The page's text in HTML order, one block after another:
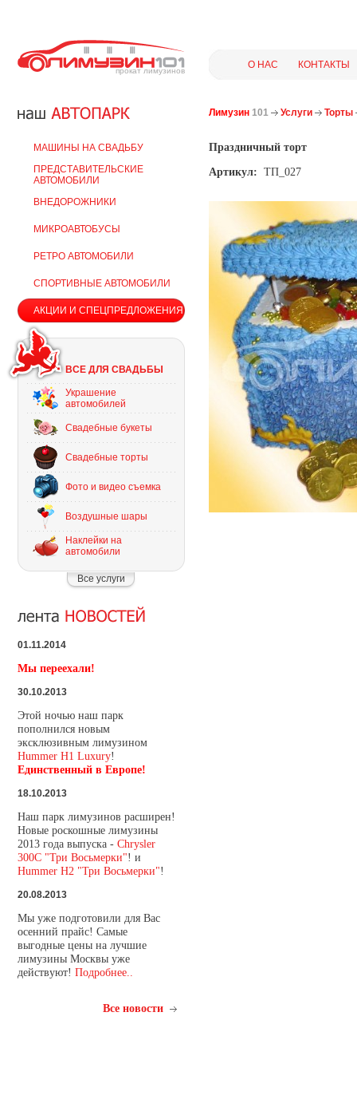
прокат лимузинов
О НАС КОНТАКТЫ
МАШИНЫ НА СВАДЬБУ
ПРЕДСТАВИТЕЛЬСКИЕ
АВТОМОБИЛИ
ВНЕДОРОЖНИКИ
МИКРОАВТОБУСЫ
РЕТРО АВТОМОБИЛИ
СПОРТИВНЫЕ АВТОМОБИЛИ
АКЦИИ И СПЕЦПРЕДЛОЖЕНИЯ
ВСЕ ДЛЯ СВАДЬБЫ
Украшение
автомобилей
Свадебные букеты
Свадебные торты
Фото и видео съемка
Воздушные шары
Наклейки на
автомобили
Все услуги
01.11.2014
Мы переехали!
30.10.2013
Этой ночью наш парк
пополнился новым
эксклюзивным лимузином
Hummer H1 Luxury!
Единственный в Европе!
18.10.2013
Наш парк лимузинов расширен!
Новые роскошные лимузины
2013 года выпуска - Chrysler
300C "Три Восьмерки"! и
Hummer H2 "Три Восьмерки"!
20.08.2013
Мы уже подготовили для Вас
осенний прайс! Самые
выгодные цены на лучшие
лимузины Москвы уже
действуют! Подробнее..
Все новости
Лимузин 101 Услуги Торты
Праздничный торт
Артикул: ТП_027